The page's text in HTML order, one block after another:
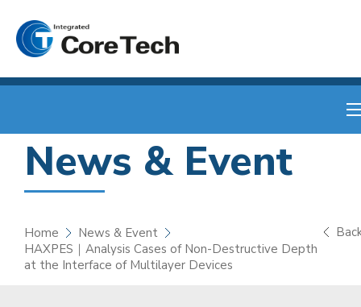
News & Event
Home
News & Event
HAXPES｜Analysis Cases of Non-Destructive Depth
at the Interface of Multilayer Devices